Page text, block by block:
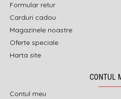
Formular retur
Carduri cadou
Magazinele noastre
Oferte speciale
Harta site
CONTUL
Contul meu